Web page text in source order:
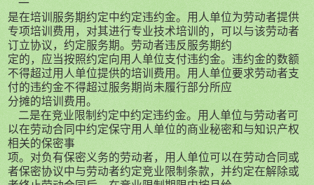
是在培训服务期约定中约定违约金。用人单位为劳动者提供
专项培训费用，对其进行专业技术培训的，可以与该劳动者
订立协议，约定服务期。劳动者违反服务期约
定的，应当按照约定向用人单位支付违约金。违约金的数额
不得超过用人单位提供的培训费用。用人单位要求劳动者支
付的违约金不得超过服务期尚未履行部分所应
分摊的培训费用。
二是在竞业限制约定中约定违约金。用人单位与劳动者可
以在劳动合同中约定保守用人单位的商业秘密和与知识产权
相关的保密事
项。对负有保密义务的劳动者，用人单位可以在劳动合同或
者保密协议中与劳动者约定竞业限制条款，并约定在解除或